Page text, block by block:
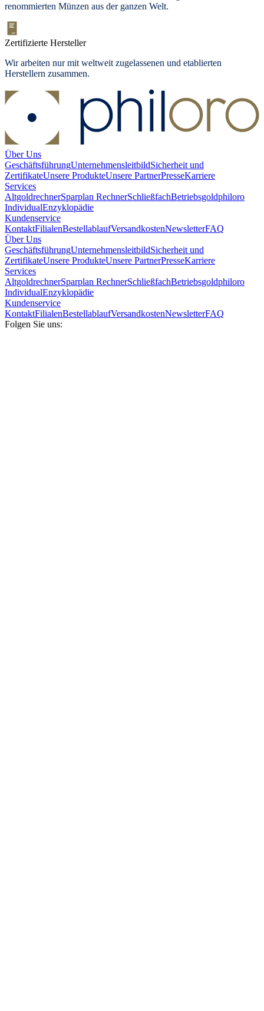
renommierten Münzen aus der ganzen Welt.
Zertifizierte Hersteller
Wir arbeiten nur mit weltweit zugelassenen und etablierten
Herstellern zusammen.
Über Uns
GeschäftsführungUnternehmensleitbildSicherheit und
ZertifikateUnsere ProdukteUnsere PartnerPresseKarriere
Services
AltgoldrechnerSparplan RechnerSchließfachBetriebsgoldphiloro
IndividualEnzyklopädie
Kundenservice
KontaktFilialenBestellablaufVersandkostenNewsletterFAQ
Über Uns
GeschäftsführungUnternehmensleitbildSicherheit und
ZertifikateUnsere ProdukteUnsere PartnerPresseKarriere
Services
AltgoldrechnerSparplan RechnerSchließfachBetriebsgoldphiloro
IndividualEnzyklopädie
Kundenservice
KontaktFilialenBestellablaufVersandkostenNewsletterFAQ
Folgen Sie uns: